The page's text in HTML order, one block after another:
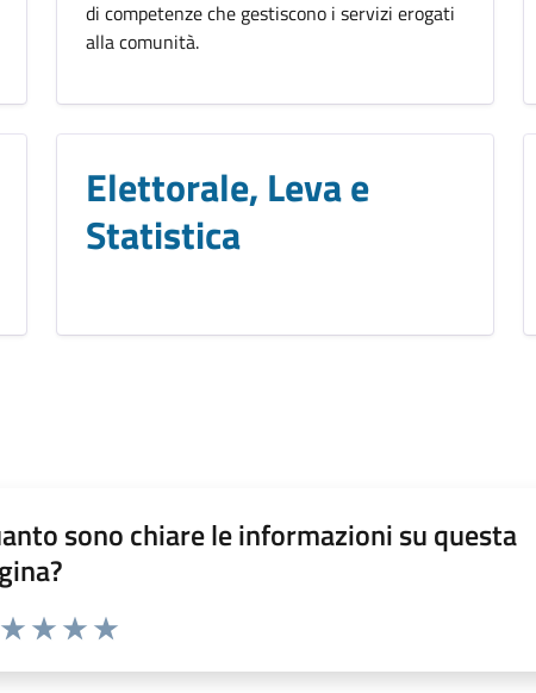
di competenze che gestiscono i servizi erogati
alla comunità.
Elettorale, Leva e
Statistica
sono chiare le informazioni su questa
da 1 a 5 stelle la pagina